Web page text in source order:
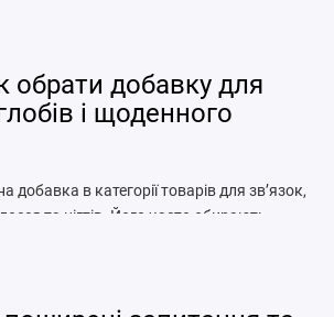
обрати добавку для
і щоденного
добавка в категорії товарів для зв’язок,
та нігтів. Його часто обирають
навантажень або хочуть доповнити